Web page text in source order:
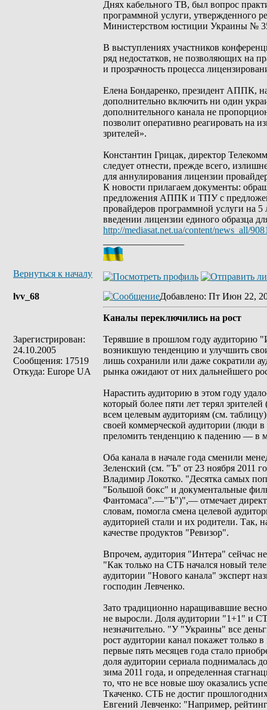
Днях кабельного ТВ, был вопрос
программной услуги, утвержденного
Министерством юстиции Украины №
В выступлениях участников
ряд недостатков, не позволяющих на
и прозрачность процесса
Елена Бондаренко, президент АППК,
дополнительно включить ни один
дополнительного канала не
позволит оперативно реагировать на
зрителей».
Константин Грицак, директор
следует отнести, прежде всего,
для аннулирования лицензии
К новости прилагаем документы:
предложения АППК и ТПУ с
провайдеров программной услуги на
введении лицензии единого образца
http://mediasat.net.ua/content/news_all/
Вернуться к началу
lvv_68
Зарегистрирован:
24.10.2005
Сообщения: 17519
Откуда: Europe UA
Добавлено: Пт Июн 22,
Каналы переключились на рост
Терявшие в прошлом году аудиторию
возникшую тенденцию и улучшить
лишь сохранили или даже сократили
рынка ожидают от них дальнейшего
Нарастить аудиторию в этом году
который более пяти лет терял
всем целевым аудиториям (см.
своей коммерческой аудитории (люди в
преломить тенденцию к падению — в
Оба канала в начале года сменили
Зеленский (см. "Ъ" от 23 ноября 2011
Владимир Локотко. "Десятка самых
"Большой бокс" и документальные
Фантомаса".—"Ъ")",— отмечает
словам, помогла смена целевой
аудиторией стали и их родители. Так,
качестве продуктов "Ревизор".
Впрочем, аудитория "Интера" сейчас
"Как только на СТБ начался новый
аудитории "Нового канала" эксперт
господин Левченко.
Зато традиционно наращивавшие
не выросли. Доля аудитории "1+1" и
незначительно. "У "Украины" все
рост аудитории канал покажет
первые пять месяцев года стало
доля аудитории сериала
зима 2011 года, и определенная
то, что не все новые шоу оказались
Ткаченко. СТБ не достиг прошлогодних
Евгений Левченко: "Например,